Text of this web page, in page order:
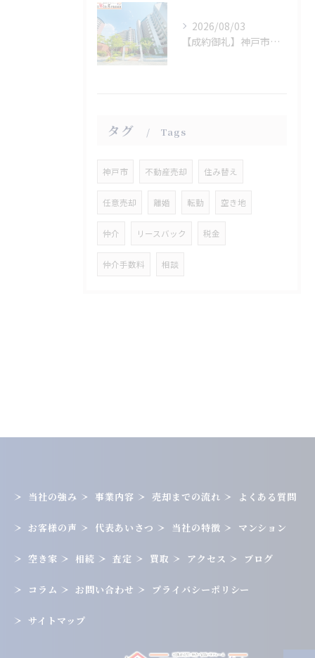
2026/08/03
【成約御礼】神戸市西区
タグ Tags
神戸市 不動産売却 住み替え
任意売却 離婚 転勤 空き地
仲介 リースバック 税金
仲介手数料 相談
当社の強み 事業内容 売却までの流れ よくある質問
お客様の声 代表あいさつ 当社の特徴 マンション
空き家 相続 査定 買取 アクセス ブログ
コラム お問い合わせ プライバシーポリシー
サイトマップ